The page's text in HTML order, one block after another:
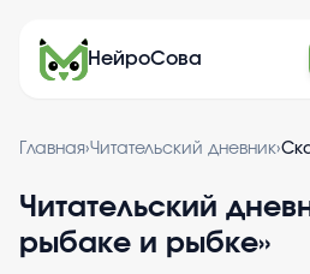
НейроСова
Главная›Читательский дневник›
Читательский
рыбаке и рыбке»